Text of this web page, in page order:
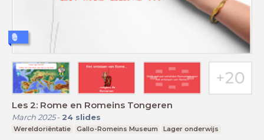
Les 2: Rome en Romeins Tongeren
March 2025- 24 slides
Wereldoriëntatie Gallo-Romeins Museum Lager onderwijs